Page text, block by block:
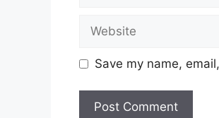
Save my name,